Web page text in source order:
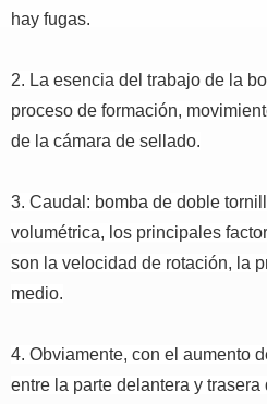
hay fugas.
2. La esencia del trabajo de la
proceso de formación,
de la cámara de sellado.
3. Caudal: bomba de doble
volumétrica, los principales
son la velocidad de rotación, la
medio.
4. Obviamente, con el aumento
entre la parte delantera y